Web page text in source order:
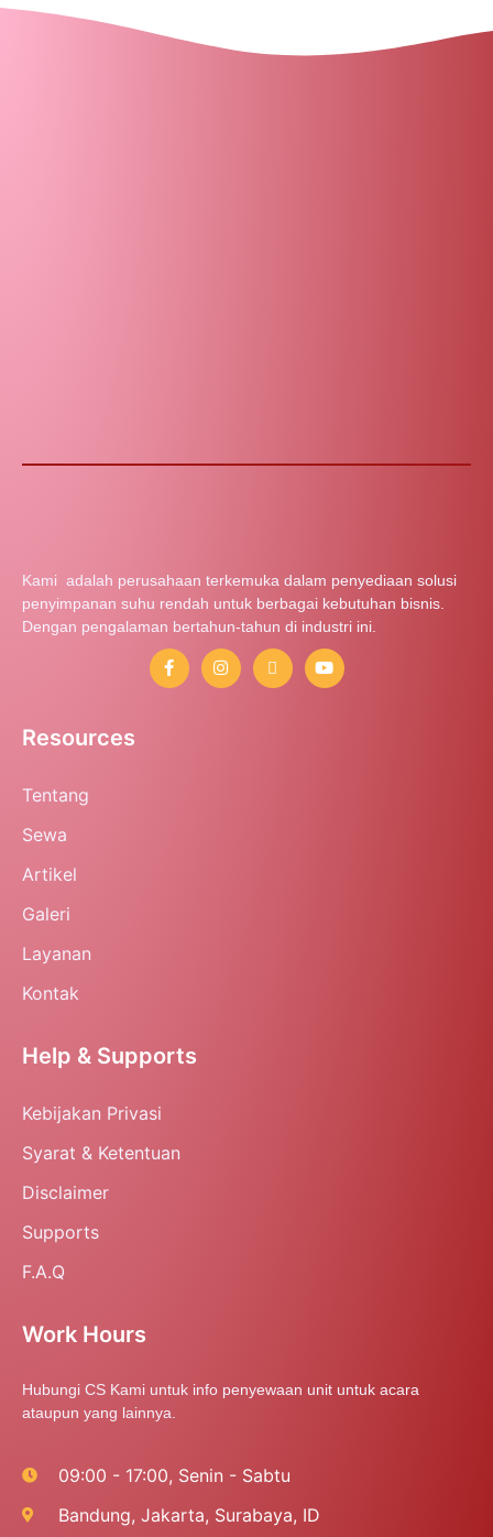
Kami adalah perusahaan terkemuka dalam penyediaan solusi
penyimpanan suhu rendah untuk berbagai kebutuhan bisnis.
Dengan pengalaman bertahun-tahun di industri ini.
Resources
Tentang
Sewa
Artikel
Galeri
Layanan
Kontak
Help & Supports
Kebijakan Privasi
Syarat & Ketentuan
Disclaimer
Supports
F.A.Q
Work Hours
Hubungi CS Kami untuk info penyewaan unit untuk acara
ataupun yang lainnya.
09:00 - 17:00, Senin - Sabtu
Bandung, Jakarta, Surabaya, ID